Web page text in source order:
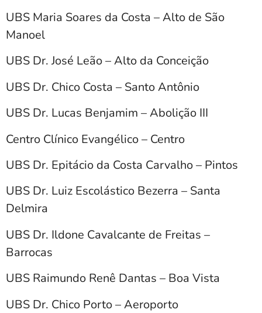
UBS Maria Soares da Costa – Alto de São
Manoel
UBS Dr. José Leão – Alto da Conceição
UBS Dr. Chico Costa – Santo Antônio
UBS Dr. Lucas Benjamim – Abolição III
Centro Clínico Evangélico – Centro
UBS Dr. Epitácio da Costa Carvalho – Pintos
UBS Dr. Luiz Escolástico Bezerra – Santa
Delmira
UBS Dr. Ildone Cavalcante de Freitas –
Barrocas
UBS Raimundo Renê Dantas – Boa Vista
UBS Dr. Chico Porto – Aeroporto